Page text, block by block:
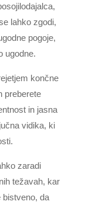
lahko zgodi,
pogoje,
ugodne.
končne
preberete
in jasna
vidika, ki
zaradi
težavah, kar
bistveno, da